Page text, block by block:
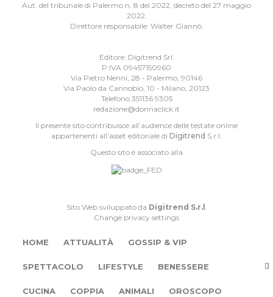
Aut. del tribunale di Palermo n. 8 del 2022, decreto del 27 maggio
2022.
Direttore responsabile: Walter Giannò.
Editore: Digitrend Srl.
P.IVA 09457150960
Via Pietro Nenni, 28 - Palermo, 90146
Via Paolo da Cannobio, 10 - Milano, 20123
Telefono 351136 9305
redazione@donnaclick.it
Il presente sito contribuisce all’audience delle testate online
appartenenti all’asset editoriale di Digitrend S.r.l.
Questo sito è associato alla
Sito Web sviluppato da Digitrend S.r.l
Change privacy settings
HOME ATTUALITÀ GOSSIP & VIP
SPETTACOLO LIFESTYLE BENESSERE
CUCINA COPPIA ANIMALI OROSCOPO